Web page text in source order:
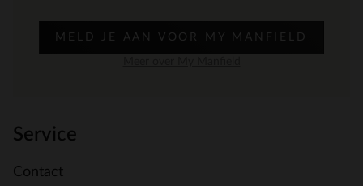
MELD JE AAN VOOR MY MANFIELD
Service
Contact